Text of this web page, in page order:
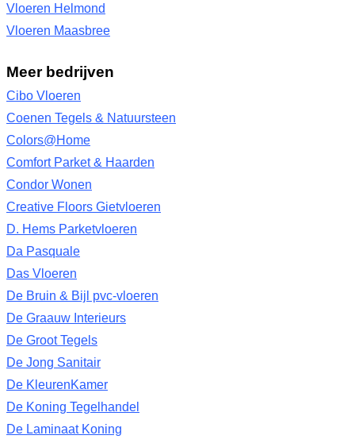
Vloeren Helmond
Vloeren Maasbree
Meer bedrijven
Cibo Vloeren
Coenen Tegels & Natuursteen
Colors@Home
Comfort Parket & Haarden
Condor Wonen
Creative Floors Gietvloeren
D. Hems Parketvloeren
Da Pasquale
Das Vloeren
De Bruin & Bijl pvc-vloeren
De Graauw Interieurs
De Groot Tegels
De Jong Sanitair
De KleurenKamer
De Koning Tegelhandel
De Laminaat Koning